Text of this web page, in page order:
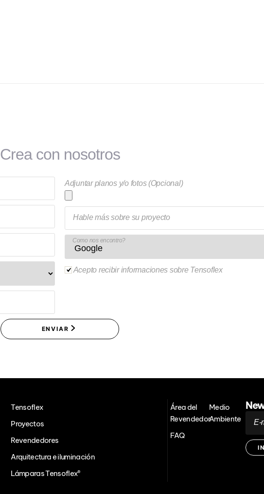
Crea con nosotros
Adjuntar planos y/o fotos (Opcional)
Hable más sobre su proyecto
Como nos encontro?
Acepto recibir informaciones sobre Tensoflex
ENVIAR
Tensoflex
Proyectos
Revendedores
Arquitectura e iluminación
Lámparas Tensoflex®
Área del
Revendedor
Medio
Ambiente
FAQ
E-